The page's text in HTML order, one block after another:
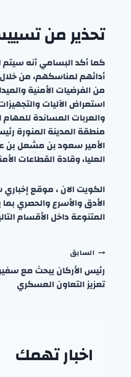
تحذير من
كما أكد البسامي أنه
أدائهم لمناسكهم، من
من الفرضيات الأمنية
استعراض الآليات
والعربات المساندة
منطقة المدينة المنورة
الأمير سعود بن مشعل بن
العليا، وقادة القطاعات
الكويت الان ، موقع إخباري
الأدق والأسرع والحصري
المتنوعة داخل الأقسام
تصفّح
المقالات
السابق
رئيس الأركان يبحث مع
تعزيز التعاون العسكري
اخبار تهمك